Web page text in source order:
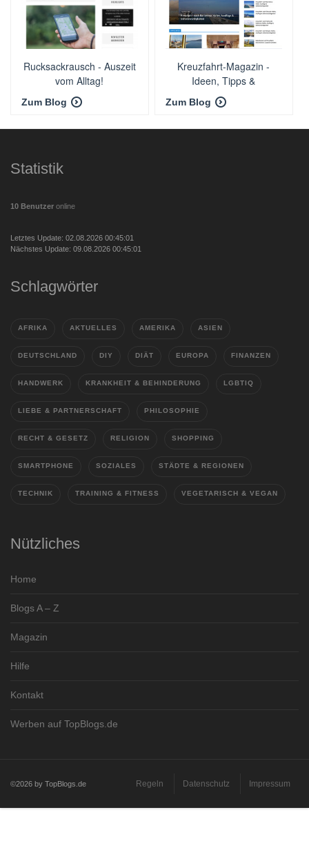
Rucksackrausch - Auszeit
vom Alltag!
Zum Blog
Kreuzfahrt-Magazin -
Ideen, Tipps &
Impressionen rund um
Kreuzfahrten
Zum Blog
Statistik
10 Benutzer online
Letztes Update: 02.08.2026 00:45:01
Nächstes Update: 09.08.2026 00:45:01
Schlagwörter
AFRIKA AKTUELLES AMERIKA ASIEN
DEUTSCHLAND DIY DIÄT EUROPA FINANZEN
HANDWERK KRANKHEIT & BEHINDERUNG LGBTIQ
LIEBE & PARTNERSCHAFT PHILOSOPHIE
RECHT & GESETZ RELIGION SHOPPING
SMARTPHONE SOZIALES STÄDTE & REGIONEN
TECHNIK TRAINING & FITNESS VEGETARISCH & VEGAN
Nützliches
Home
Blogs A – Z
Magazin
Hilfe
Kontakt
Werben auf TopBlogs.de
©2026 by TopBlogs.de Regeln Datenschutz Impressum